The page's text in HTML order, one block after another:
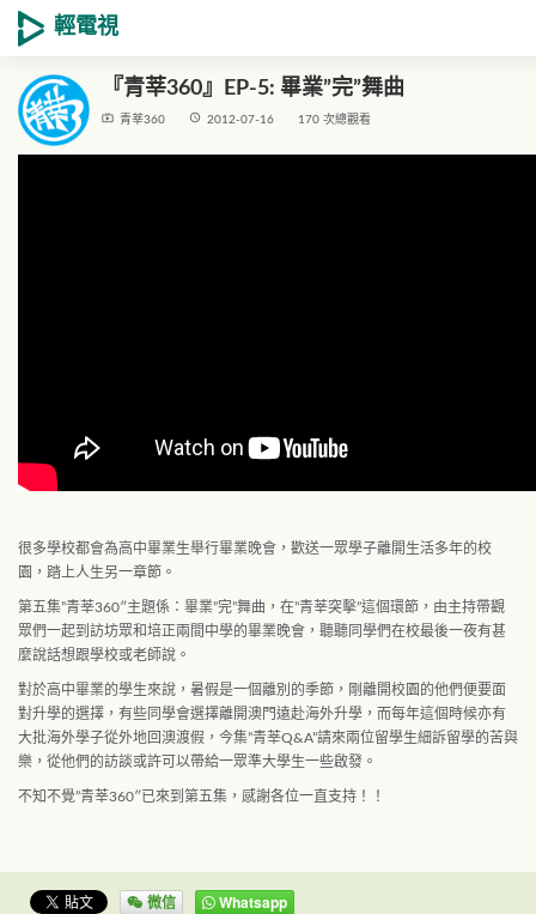
輕電視
『青莘360』EP-5: 畢業”完”舞曲
live_tv 青莘360 access_time 2012-07-16 170 次總觀看
很多學校都會為高中畢業生舉行畢業晚會，歡送一眾學子離開生活多年的校
園，踏上人生另­一章節。
第五集”青莘360″主題係：畢業”完”舞曲，在”青莘突擊”這個環節，由主持帶觀
眾­們一起到訪坊眾和培正兩間中學的畢業晚會，聽聽同學們在校最後一夜有甚
麼說話想跟學校­或老師說。
對於高中畢業的學生來說，暑假是一個離別的季節，剛離開校園的他們便要面
對升學的選擇 ­，有些同學會選擇離開澳門遠赴海外升學，而每年這個時候亦有
大批海外學子從外地回澳渡­假，今集”青莘Q&A”請來兩位留學生細訴留學的苦與
樂，從他們的訪談或許可以帶給一­眾準大學生一些啟發。
不知不覺”青莘360″已來到第五集，感謝各位一直支持！！
微信 Whatsapp